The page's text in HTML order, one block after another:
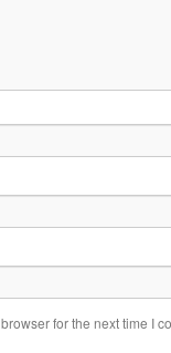
for the next time I